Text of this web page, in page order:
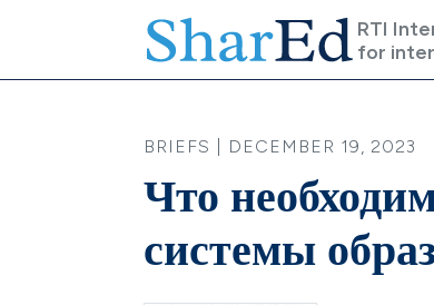
RTI
for
BRIEFS | DECEMBER 19, 2023
Что
системы